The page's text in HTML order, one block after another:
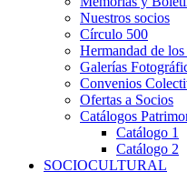
Nuestros socios
Círculo 500
Hermandad de
Galerías
Convenios
Ofertas a Socios
Catálogos
Catálogo 1
Catálogo 2
SOCIOCULTURAL